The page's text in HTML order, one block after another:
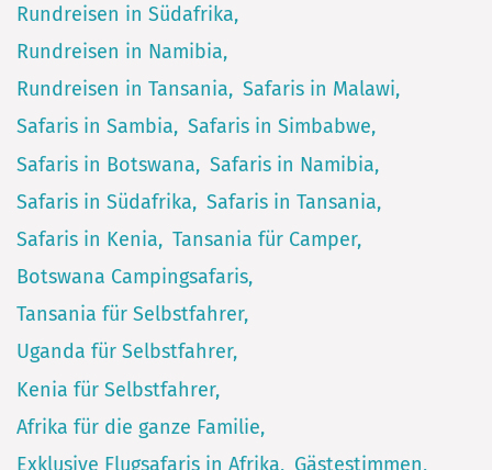
Rundreisen in Südafrika
Rundreisen in Namibia
Rundreisen in Tansania
Safaris in Malawi
Safaris in Sambia
Safaris in Simbabwe
Safaris in Botswana
Safaris in Namibia
Safaris in Südafrika
Safaris in Tansania
Safaris in Kenia
Tansania für Camper
Botswana Campingsafaris
Tansania für Selbstfahrer
Uganda für Selbstfahrer
Kenia für Selbstfahrer
Afrika für die ganze Familie
Exklusive Flugsafaris in Afrika
Gästestimmen